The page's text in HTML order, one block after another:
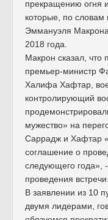
прекращению огня
которые, по
Эммануэля
2018 года.
Макрон сказал,
премьер-министр
Халифа Хафтар,
контролирующий
мужество» на
Саррадж и Хафтар
соглашение о
следующего года»,
проведения встречи.
В заявлении из 10
двумя лидерами,